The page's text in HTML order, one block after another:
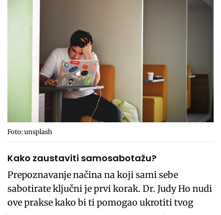
Foto: unsplash
Kako zaustaviti samosabotažu?
Prepoznavanje načina na koji sami sebe
sabotirate ključni je prvi korak. Dr. Judy Ho nudi
ove prakse kako bi ti pomogao ukrotiti tvog